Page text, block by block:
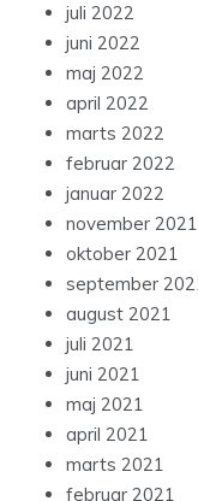
juli 2022
juni 2022
maj 2022
april 2022
marts 2022
februar 2022
januar 2022
november 2021
oktober 2021
september
august 2021
juli 2021
juni 2021
maj 2021
april 2021
marts 2021
februar 2021